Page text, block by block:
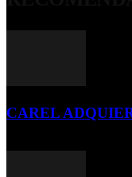
CAREL